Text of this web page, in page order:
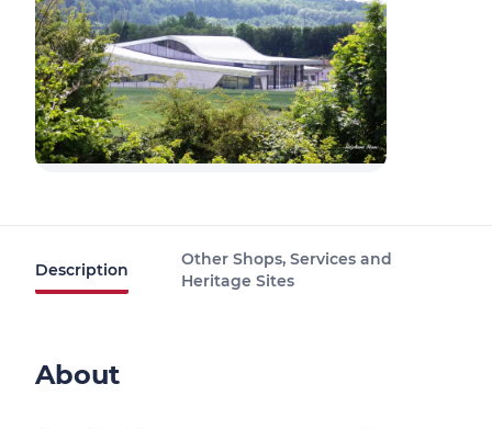
Description
Other Shops, Services and
Heritage Sites
About